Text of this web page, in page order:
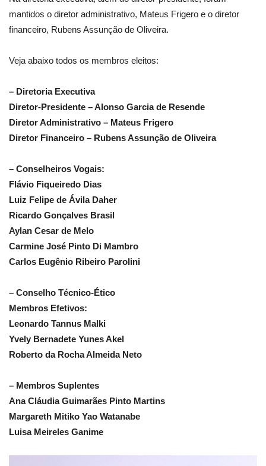
mantidos o diretor administrativo, Mateus Frigero e o diretor
financeiro, Rubens Assunção de Oliveira.
Veja abaixo todos os membros eleitos:
– Diretoria Executiva
Diretor-Presidente – Alonso Garcia de Resende
Diretor Administrativo – Mateus Frigero
Diretor Financeiro – Rubens Assunção de Oliveira
– Conselheiros Vogais:
Flávio Fiqueiredo Dias
Luiz Felipe de Ávila Daher
Ricardo Gonçalves Brasil
Aylan Cesar de Melo
Carmine José Pinto Di Mambro
Carlos Eugênio Ribeiro Parolini
– Conselho Técnico-Ético
Membros Efetivos:
Leonardo Tannus Malki
Yvely Bernadete Yunes Akel
Roberto da Rocha Almeida Neto
– Membros Suplentes
Ana Cláudia Guimarães Pinto Martins
Margareth Mitiko Yao Watanabe
Luisa Meireles Ganime